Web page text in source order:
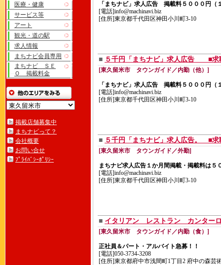
医療・健康
サービス等
アート
観光・道の駅
求人情報
まちナビ会員専用
まちナビ ＳＥ
Ｏ 掲載料金
掲載店舗募集中
まちナビって？
会社概要
お問い合せ
ﾌﾟﾗｲﾊﾞｼｰﾎﾟﾘｼｰ
「まちナビ」求人広告 掲載料５０００円（
[電話]info@machinavi.biz
[住所]東京都千代田区神田小川町3-10
■ ５千円「まちナビ」求人広告 ■求
[東久留米市 タウンガイド／内勤（他）]
「まちナビ」求人広告 掲載料５０００円（
[電話]info@machinavi.biz
[住所]東京都千代田区神田小川町3-10
■ ５千円「まちナビ」求人広告。 ■求
[東久留米市 タウンガイド／外勤]
まちナビ求人広告１か月間掲載・掲載料は
[電話]info@machinavi.biz
[住所]東京都千代田区神田小川町3-10
■ イタリアン レストラン カンター
[東久留米市 タウンガイド／内勤（食）]
正社員＆パート・アルバイト急募！！
[電話]050-3734-3208
[住所]東京都府中市浅間町1丁目2 府中の森芸